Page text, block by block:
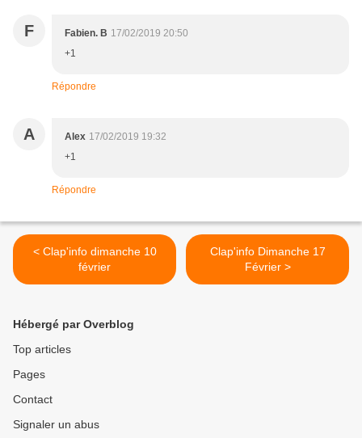
F Fabien. B 17/02/2019 20:50
+1
Répondre
A Alex 17/02/2019 19:32
+1
Répondre
< Clap'info dimanche 10
février
Clap'info Dimanche 17
Février >
Hébergé par Overblog
Top articles
Pages
Contact
Signaler un abus